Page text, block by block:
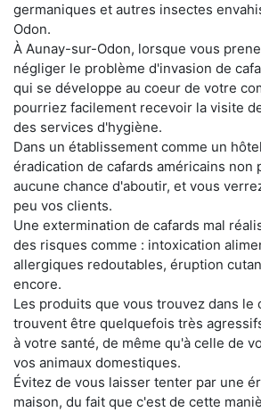
germaniques et autres insectes
Odon.
À Aunay-sur-Odon, lorsque vous
négliger le problème d'invasion de
qui se développe au coeur de votre
pourriez facilement recevoir la visite
des services d'hygiène.
Dans un établissement comme un
éradication de cafards américains non
aucune chance d'aboutir, et vous
peu vos clients.
Une extermination de cafards mal
des risques comme : intoxication
allergiques redoutables, éruption
encore.
Les produits que vous trouvez dans le
trouvent être quelquefois très
à votre santé, de même qu'à celle de
vos animaux domestiques.
Évitez de vous laisser tenter par une
maison, du fait que c'est de cette